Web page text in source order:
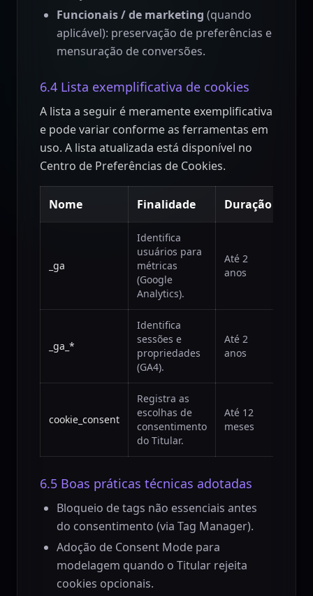
Funcionais / de marketing (quando
aplicável): preservação de preferências e
mensuração de conversões.
6.4 Lista exemplificativa de cookies
A lista a seguir é meramente exemplificativa
e pode variar conforme as ferramentas em
uso. A lista atualizada está disponível no
Centro de Preferências de Cookies.
Nome Finalidade Duração
_ga
Identifica
usuários para
métricas
(Google
Analytics).
Até 2
anos
_ga_*
Identifica
sessões e
propriedades
(GA4).
Até 2
anos
cookie_consent
Registra as
escolhas de
consentimento
do Titular.
Até 12
meses
6.5 Boas práticas técnicas adotadas
Bloqueio de tags não essenciais antes
do consentimento (via Tag Manager).
Adoção de Consent Mode para
modelagem quando o Titular rejeita
cookies opcionais.